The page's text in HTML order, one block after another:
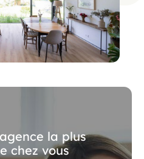
la plus
chez vous